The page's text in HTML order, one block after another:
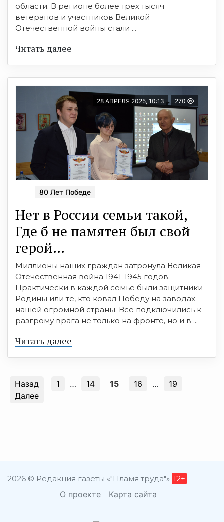
области. В регионе более трех тысяч
ветеранов и участников Великой
Отечественной войны стали ...
Читать далее
28 АПРЕЛЯ 2025, 10:13 270
80 Лет Победе
Нет в России семьи такой,
Где б не памятен был свой
герой…
Миллионы наших граждан затронула Великая
Отечественная война 1941-1945 годов.
Практически в каждой семье были защитники
Родины или те, кто ковал Победу на заводах
нашей огромной страны. Все подключились к
разгрому врага не только на фронте, но и в ...
Читать далее
Назад 1 … 14 15 16 …
19
Далее
2026 © Редакция газеты «"Пламя труда"» 12+
О проекте Карта сайта